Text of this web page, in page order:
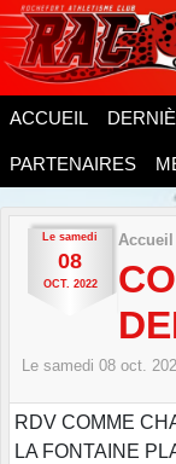
ACCUEIL
PARTENAIRES
Le samedi
08
OCT. 2022
Accueil
Le samedi 08 oct.
RDV COMME
LA FONTAINE
Panneau de gestion